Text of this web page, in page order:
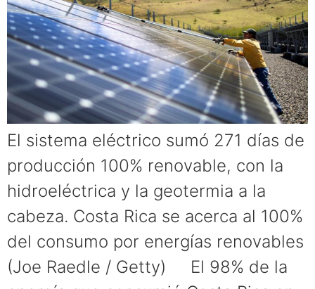
El sistema eléctrico sumó 271 días de
producción 100% renovable, con la
hidroeléctrica y la geotermia a la
cabeza. Costa Rica se acerca al 100%
del consumo por energías renovables
(Joe Raedle / Getty) El 98% de la